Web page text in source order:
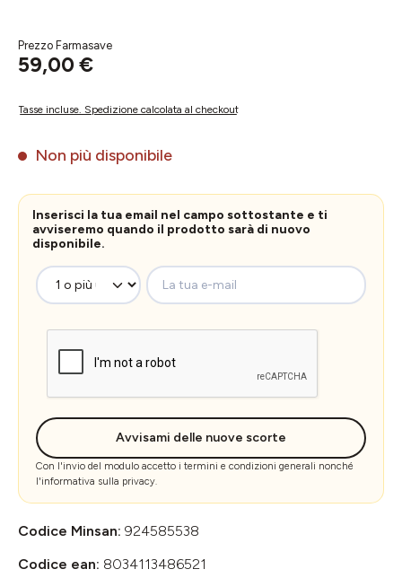
Prezzo Farmasave
59,00 €
Tasse incluse. Spedizione calcolata al checkout
Non più disponibile
Inserisci la tua email nel campo sottostante e ti
avviseremo quando il prodotto sarà di nuovo
disponibile.
La tua e-mail
Avvisami delle nuove scorte
Con l'invio del modulo accetto i termini e condizioni generali nonché
l'informativa sulla privacy.
Codice Minsan: 924585538
Codice ean: 8034113486521